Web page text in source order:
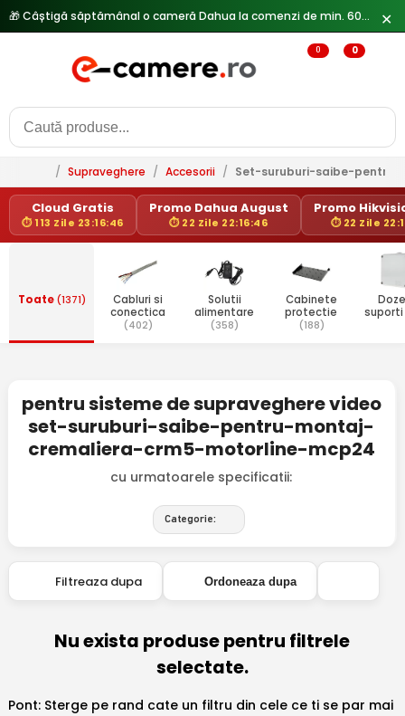
🎁 Câștigă săptămânal o cameră Dahua la comenzi de min. 600 lei — ✕
0 0
/ Supraveghere / Accesorii / Set-suruburi-saibe-
Cloud Gratis
⏱ 113 Zile 23:16:46
Promo Dahua August
⏱ 22 Zile 22:16:46
Promo
⏱ 22 Zile
Toate(1371)
Cabluri si
conectica
(402)
Solutii
alimentare
(358)
Cabinete
protectie
(188)
suporti
pentru sisteme de supraveghere video
set-suruburi-saibe-pentru-montaj-
cremaliera-crm5-motorline-mcp24
cu urmatoarele specificatii:
Categorie:
Filtreaza dupa Ordoneaza dupa
Nu exista produse pentru filtrele
selectate.
Pont: Sterge pe rand cate un filtru din cele ce ti se par mai